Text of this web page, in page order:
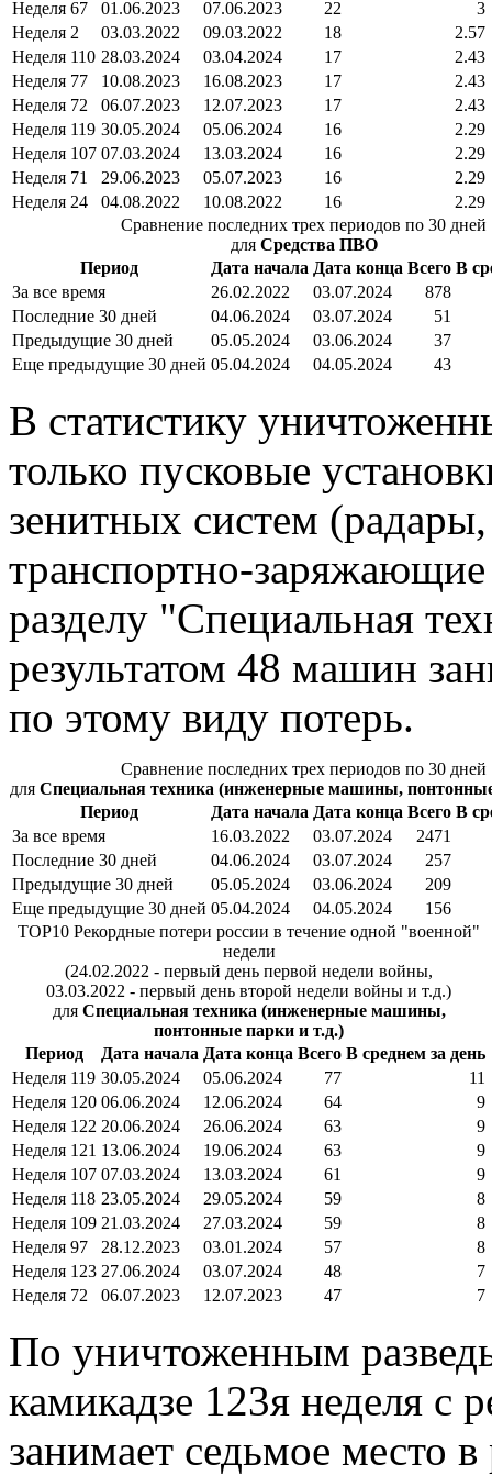
Неделя 67 01.06.2023 07.06.2023 22
3
Неделя 2
03.03.2022 09.03.2022 18
2.57
Неделя 110 28.03.2024 03.04.2024 17
2.43
Неделя 77
10.08.2023 16.08.2023 17
2.43
Неделя 72
06.07.2023 12.07.2023 17
2.43
Неделя 119 30.05.2024 05.06.2024 16
2.29
Неделя 107 07.03.2024 13.03.2024 16
2.29
Неделя 71
29.06.2023 05.07.2023 16
2.29
Неделя 24
04.08.2022 10.08.2022 16
2.29
Сравнение последних трех периодов по 30 дней
для Средства ПВО
Период
Дата начала Дата конца Всего В
За все время
26.02.2022 03.07.2024
878
Последние 30 дней
04.06.2024 03.07.2024
51
Предыдущие 30 дней
05.05.2024 03.06.2024
37
Еще предыдущие 30 дней 05.04.2024 04.05.2024 43
В статистику
только пусковые
зенитных систем
транспортно-
разделу "Специальная
результатом 48 машин
по этому виду потерь.
Сравнение последних трех периодов по 30 дней
для Специальная техника (инженерные машины,
Период
Дата начала Дата конца Всего В
За все время
16.03.2022 03.07.2024
2471
Последние 30 дней
04.06.2024 03.07.2024
257
Предыдущие 30 дней
05.05.2024 03.06.2024
209
Еще предыдущие 30 дней 05.04.2024 04.05.2024
156
TOP10 Рекордные потери россии в течение одной "военной"
недели
(24.02.2022 - первый день первой недели войны,
03.03.2022 - первый день второй недели войны и т.д.)
для Специальная техника (инженерные машины,
понтонные парки и т.д.)
Период
Дата начала Дата конца Всего В среднем за день
Неделя 119 30.05.2024 05.06.2024 77
11
Неделя 120 06.06.2024 12.06.2024 64
9
Неделя 122 20.06.2024 26.06.2024 63
9
Неделя 121 13.06.2024 19.06.2024 63
9
Неделя 107 07.03.2024 13.03.2024 61
9
Неделя 118 23.05.2024 29.05.2024 59
8
Неделя 109 21.03.2024 27.03.2024 59
8
Неделя 97
28.12.2023 03.01.2024 57
8
Неделя 123 27.06.2024 03.07.2024 48
7
Неделя 72
06.07.2023 12.07.2023 47 7
По уничтоженным
камикадзе 123я неделя с
занимает седьмое место в